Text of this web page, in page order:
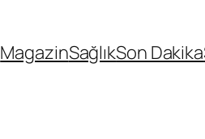
MagazinSağlıkSon Dakika